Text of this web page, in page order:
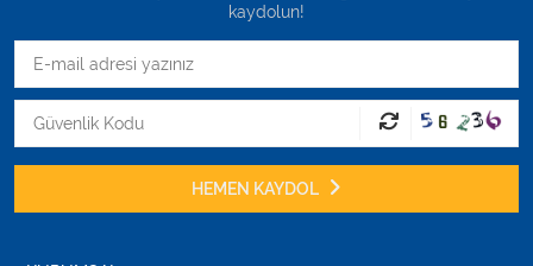
kaydolun!
HEMEN KAYDOL